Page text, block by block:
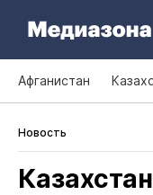
Афганистан
Новость